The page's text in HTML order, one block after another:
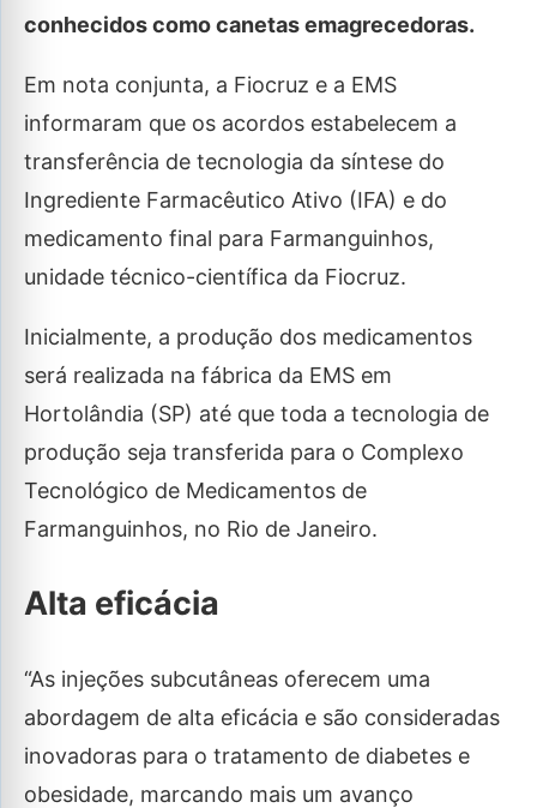
conhecidos como canetas emagrecedoras.
Em nota conjunta, a Fiocruz e a EMS
informaram que os acordos estabelecem a
transferência de tecnologia da síntese do
Ingrediente Farmacêutico Ativo (IFA) e do
medicamento final para Farmanguinhos,
unidade técnico-científica da Fiocruz.
Inicialmente, a produção dos medicamentos
será realizada na fábrica da EMS em
Hortolândia (SP) até que toda a tecnologia de
produção seja transferida para o Complexo
Tecnológico de Medicamentos de
Farmanguinhos, no Rio de Janeiro.
Alta eficácia
“As injeções subcutâneas oferecem uma
abordagem de alta eficácia e são consideradas
inovadoras para o tratamento de diabetes e
obesidade, marcando mais um avanço